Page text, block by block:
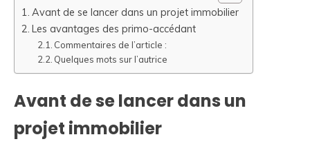
Avant de se lancer dans un projet immobilier
Les avantages des primo-accédant
Commentaires de l’article :
Quelques mots sur l’autrice
Avant de se lancer dans un
projet immobilier